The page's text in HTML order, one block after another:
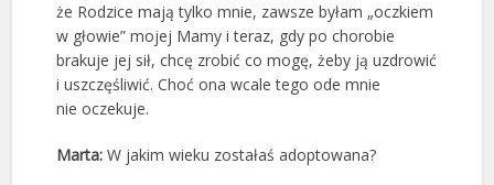
że Rodzice mają tylko mnie, zawsze byłam „oczkiem
w głowie” mojej Mamy i teraz, gdy po chorobie
brakuje jej sił, chcę zrobić co mogę, żeby ją uzdrowić
i uszczęśliwić. Choć ona wcale tego ode mnie
nie oczekuje.
Marta:W jakim wieku zostałaś adoptowana?